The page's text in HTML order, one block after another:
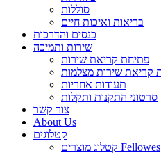
סוללות
בריאות ואיכות חיים
כנסים והדרכות
שירות ותמיכה
פתיחת קריאת שירות
תעודות אחריות
סרטוני התקנות ותקלות
צור קשר
About Us
קטלוגים
קטלוג מוצרים Fellowes